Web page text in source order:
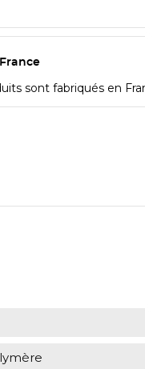
sont fabriqués en